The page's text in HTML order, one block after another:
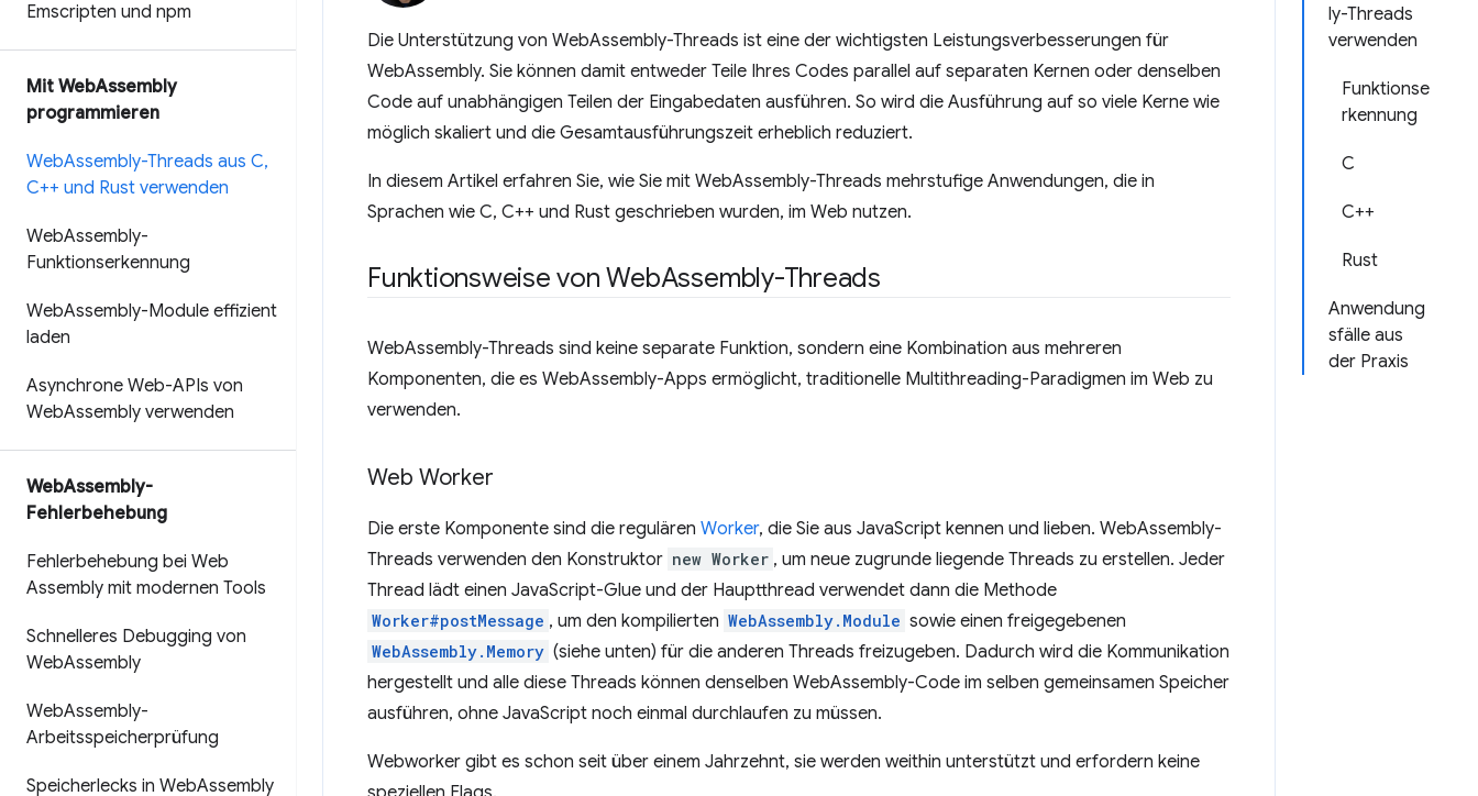
Emscripten und npm
Mit WebAssembly
programmieren
WebAssembly-Threads aus C,
C++ und Rust verwenden
WebAssembly-
Funktionserkennung
WebAssembly-Module effizient
laden
Asynchrone Web-APIs von
WebAssembly verwenden
WebAssembly-
Fehlerbehebung
Fehlerbehebung bei Web
Assembly mit modernen Tools
Schnelleres Debugging von
WebAssembly
WebAssembly-
Arbeitsspeicherprüfung
Speicherlecks in WebAssembly
ly-Threads
verwenden
Funktionse
rkennung
C
C++
Rust
Anwendung
sfälle aus
der Praxis
Die Unterstützung von WebAssembly-Threads ist eine der wichtigsten Leistungsverbesserungen für
WebAssembly. Sie können damit entweder Teile Ihres Codes parallel auf separaten Kernen oder denselben
Code auf unabhängigen Teilen der Eingabedaten ausführen. So wird die Ausführung auf so viele Kerne wie
möglich skaliert und die Gesamtausführungszeit erheblich reduziert.
In diesem Artikel erfahren Sie, wie Sie mit WebAssembly-Threads mehrstufige Anwendungen, die in
Sprachen wie C, C++ und Rust geschrieben wurden, im Web nutzen.
Funktionsweise von WebAssembly-Threads
WebAssembly-Threads sind keine separate Funktion, sondern eine Kombination aus mehreren
Komponenten, die es WebAssembly-Apps ermöglicht, traditionelle Multithreading-Paradigmen im Web zu
verwenden.
Web Worker
Die erste Komponente sind die regulären Worker, die Sie aus JavaScript kennen und lieben. WebAssembly-
Threads verwenden den Konstruktor new Worker , um neue zugrunde liegende Threads zu erstellen. Jeder
Thread lädt einen JavaScript-Glue und der Hauptthread verwendet dann die Methode
Worker#postMessage , um den kompilierten WebAssembly.Module sowie einen freigegebenen
WebAssembly.Memory (siehe unten) für die anderen Threads freizugeben. Dadurch wird die Kommunikation
hergestellt und alle diese Threads können denselben WebAssembly-Code im selben gemeinsamen Speicher
ausführen, ohne JavaScript noch einmal durchlaufen zu müssen.
Webworker gibt es schon seit über einem Jahrzehnt, sie werden weithin unterstützt und erfordern keine